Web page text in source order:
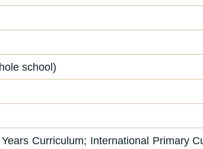
school)
Curriculum; International Primary